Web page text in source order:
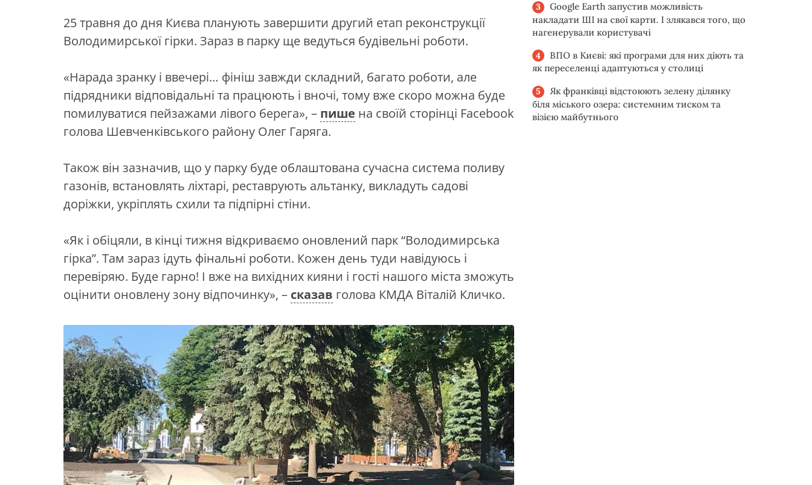
25 травня до дня Києва планують завершити другий етап реконструкції
Володимирської гірки. Зараз в парку ще ведуться будівельні роботи.
«Нарада зранку і ввечері… фініш завжди складний, багато роботи, але
підрядники відповідальні та працюють і вночі, тому вже скоро можна буде
помилуватися пейзажами лівого берега», – пише на своїй сторінці Facebook
голова Шевченківського району Олег Гаряга.
Також він зазначив, що у парку буде облаштована сучасна система поливу
газонів, встановлять ліхтарі, реставрують альтанку, викладуть садові
доріжки, укріплять схили та підпірні стіни.
«Як і обіцяли, в кінці тижня відкриваємо оновлений парк “Володимирська
гірка”. Там зараз ідуть фінальні роботи. Кожен день туди навідуюсь і
перевіряю. Буде гарно! І вже на вихідних кияни і гості нашого міста зможуть
оцінити оновлену зону відпочинку», – сказав голова КМДА Віталій Кличко.
Google Earth запустив можливість
накладати ШІ на свої карти. І злякався того, що
нагенерували користувачі
ВПО в Києві: які програми для них діють та
як переселенці адаптуються у столиці
Як франківці відстоюють зелену ділянку
біля міського озера: системним тиском та
візією майбутнього